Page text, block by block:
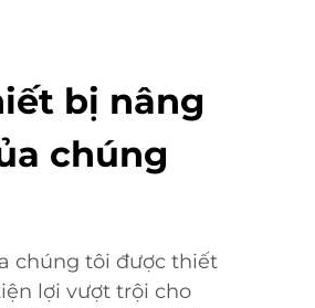
bị nâng
chúng
chúng tôi được thiết
lợi vượt trội cho